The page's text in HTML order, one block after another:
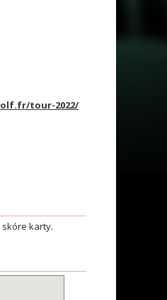
tour-2022/
karty.